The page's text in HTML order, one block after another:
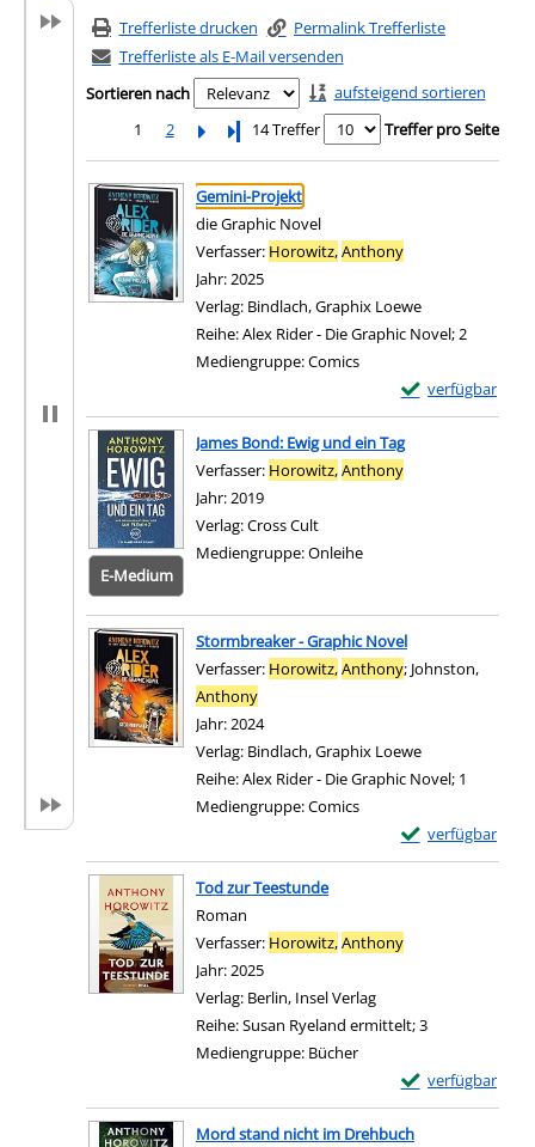
Trefferliste drucken
Permalink Trefferliste
Trefferliste als E-Mail versenden
Sortieren nach
aufsteigend sortieren
1
2 Letzte Seite
14 Treffer Treffer pro Seite
Suchergebnis
Zu den Suchfiltern springen
Gemini-Projekt
die Graphic Novel
Verfasser: Horowitz,Anthony
Jahr:2025
Verlag: Bindlach, Graphix Loewe
Reihe:Alex Rider - Die Graphic Novel; 2
Mediengruppe:Comics
verfügbar
Exemplar-Details
Zum Download
E-Medium
James Bond: Ewig und ein Tag
Verfasser: Horowitz,Anthony
Jahr:2019
Verlag:Cross Cult
Mediengruppe:Onleihe
Stormbreaker - Graphic Novel
Verfasser: Horowitz,Anthony; Johnston,
Anthony
Jahr:2024
Verlag: Bindlach, Graphix Loewe
Reihe:Alex Rider - Die Graphic Novel; 1
Mediengruppe:Comics
verfügbar
Exemplar-Details
Zum Download
Tod zur Teestunde
Roman
Verfasser: Horowitz,Anthony
Jahr:2025
Verlag: Berlin, Insel Verlag
Reihe:Susan Ryeland ermittelt; 3
Mediengruppe: Bücher
verfügbar
Exemplar-Details
Zum Download
Mord stand nicht im Drehbuch